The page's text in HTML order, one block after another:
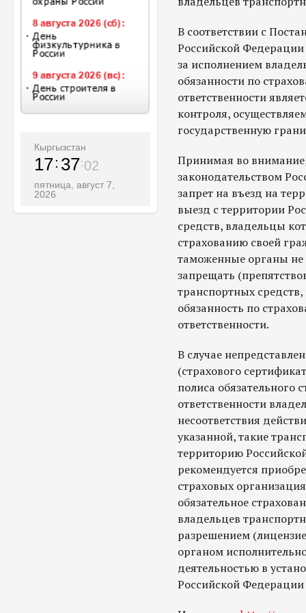
Кыргызстан
17 37 04
пятница, август 7,
2026
В соответствии с
Российской Федерации
за исполнением
обязанности по
ответственности
контроля,
государственную
Принимая во
законодательством
запрет на въезд на
выезд с территории
средств, владельцы
страхованию своей
таможенные органы
запрещать
транспортных
обязанность по
ответственности.
В случае
(страхового
полиса обязательного
ответственности
несоответствия
указанной, такие
территорию
рекомендуется
страховых
обязательное
владельцев
разрешением
органом
деятельностью в
Российской